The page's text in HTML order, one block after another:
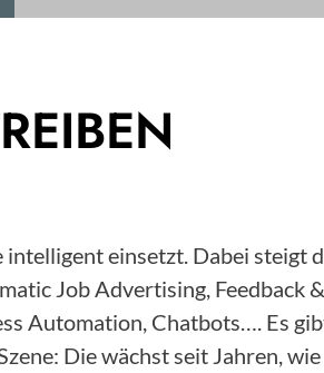
einsetzt. Dabei steigt
Job Advertising, Feedback
Automation, Chatbots…. Es
Die wächst seit Jahren,